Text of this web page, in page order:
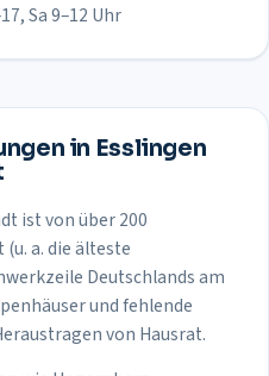
Sa 9–12 Uhr
in Esslingen
ist von über 200
a. die älteste
Deutschlands am
und fehlende
von Hausrat.